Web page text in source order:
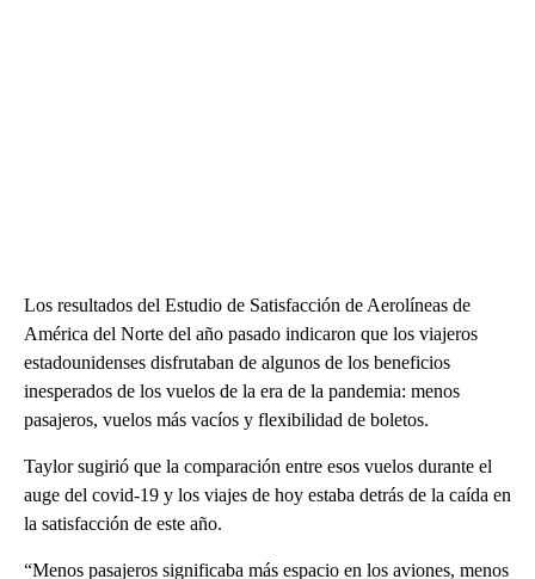
Los resultados del Estudio de Satisfacción de Aerolíneas de
América del Norte del año pasado indicaron que los viajeros
estadounidenses disfrutaban de algunos de los beneficios
inesperados de los vuelos de la era de la pandemia: menos
pasajeros, vuelos más vacíos y flexibilidad de boletos.
Taylor sugirió que la comparación entre esos vuelos durante el
auge del covid-19 y los viajes de hoy estaba detrás de la caída en
la satisfacción de este año.
“Menos pasajeros significaba más espacio en los aviones, menos